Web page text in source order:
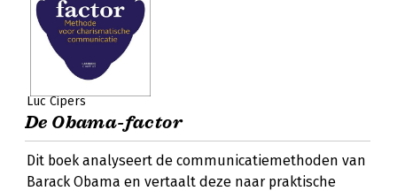
Luc Cipers
De Obama-factor
Dit boek analyseert de communicatiemethoden van
Barack Obama en vertaalt deze naar praktische